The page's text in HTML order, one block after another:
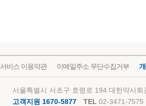
서비스 이용약관 이메일주소 무단수집거부
서울특별시 서초구 효령로 194 대한약사
고객지원 1670-5877
TEL 02-3471-7575